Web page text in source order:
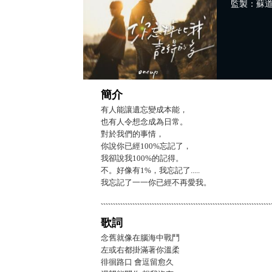
監製：蘇
簡介
有人能讓遺忘變成本能，
也有人令想念成為日常。
對於我們的事情，
你說你已經100%忘記了，
我卻說我100%的記得。
不。好像有1%，我忘記了.....
我忘記了一一你已經不再愛我。
歌詞
念舊就像在腦海中戰鬥
左或右都掛滿著你溫柔
徘徊路口 會逗留愈久